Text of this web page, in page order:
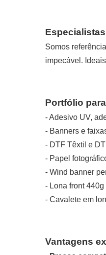
Somos
impecável.
Portfólio
- Adesivo UV,
- Banners e
- DTF Têxtil e
- Papel
- Wind banner
- Lona front 440g
- Cavalete em
Vantagens